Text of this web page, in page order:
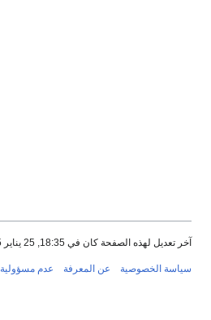
آخر تعديل لهذه الصفحة كان في 18:35, 25 يناير 2025.
سياسة الخصوصية عن المعرفة عدم مسؤولية